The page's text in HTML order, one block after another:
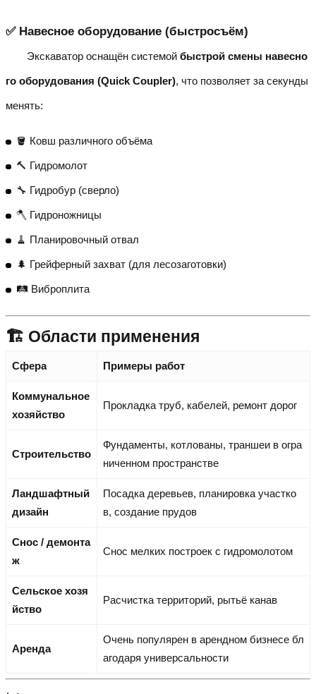
✅ Навесное оборудование (быстросъём)
Экскаватор оснащён системой быстрой смены навесно
го оборудования (Quick Coupler), что позволяет за секунды
менять:
🪣 Ковш различного объёма
🔨 Гидромолот
🔧 Гидробур (сверло)
🪓 Гидроножницы
🧹 Планировочный отвал
🌲 Грейферный захват (для лесозаготовки)
🛤️ Виброплита
🏗️ Области применения
Сфера Примеры работ
Коммунальное
хозяйство
Прокладка труб, кабелей, ремонт дорог
Строительство
Фундаменты, котлованы, траншеи в огра
ниченном пространстве
Ландшафтный
дизайн
Посадка деревьев, планировка участко
в, создание прудов
Снос / демонта
ж
Снос мелких построек с гидромолотом
Сельское хозя
йство
Расчистка территорий, рытьё канав
Аренда
Очень популярен в арендном бизнесе бл
агодаря универсальности